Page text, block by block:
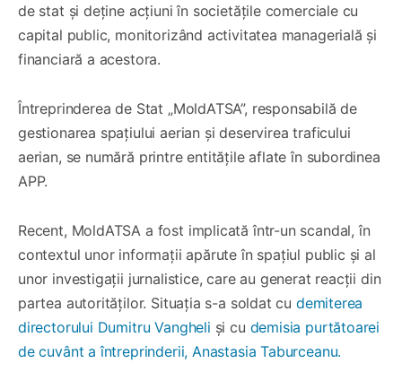
de stat și deține acțiuni în societățile comerciale cu
capital public, monitorizând activitatea managerială și
financiară a acestora.
Întreprinderea de Stat „MoldATSA”, responsabilă de
gestionarea spațiului aerian și deservirea traficului
aerian, se numără printre entitățile aflate în subordinea
APP.
Recent, MoldATSA a fost implicată într-un scandal, în
contextul unor informații apărute în spațiul public și al
unor investigații jurnalistice, care au generat reacții din
partea autorităților. Situația s-a soldat cu demiterea
directorului Dumitru Vangheli și cu demisia purtătoarei
de cuvânt a întreprinderii, Anastasia Taburceanu.